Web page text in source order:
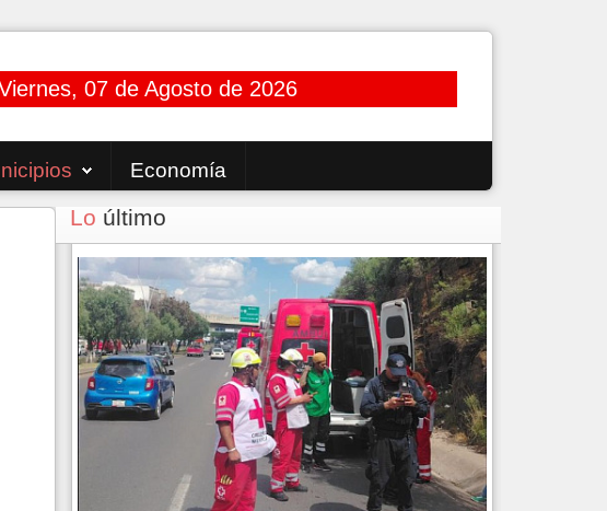
07 de Agosto de 2026
Economía
Lo último